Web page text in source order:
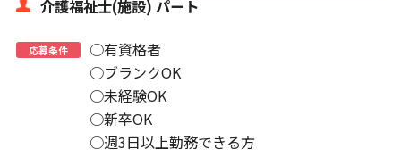
介護福祉士(施設) パート
応募条件
○有資格者
○ブランクOK
○未経験OK
○新卒OK
○週3日以上勤務できる方